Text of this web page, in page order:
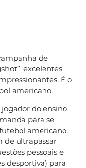
de
excelentes
É o
americano.
do ensino
para se
americano.
de ultrapassar
pessoais e
desportiva) para